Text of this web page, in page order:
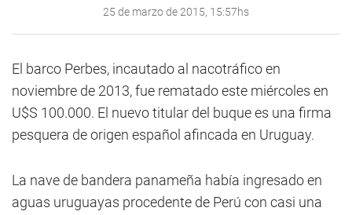
25 de marzo de 2015, 15:57hs
El barco Perbes, incautado al nacotráfico en
noviembre de 2013, fue rematado este miércoles en
U$S 100.000. El nuevo titular del buque es una firma
pesquera de origen español afincada en Uruguay.
La nave de bandera panameña había ingresado en
aguas uruguayas procedente de Perú con casi una